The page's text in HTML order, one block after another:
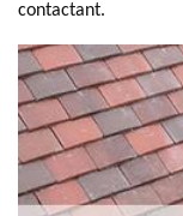
contactant.